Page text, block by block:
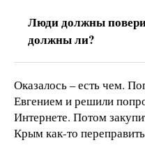
Люди должны
должны ли?
Оказалось – есть чем.
Евгением и решили
Интернете. Потом
Крым как-то